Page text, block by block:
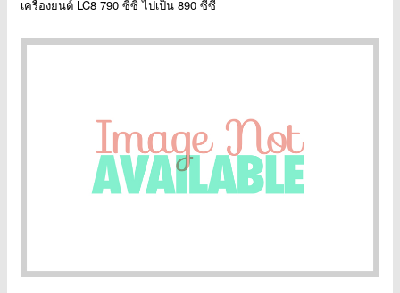
เครื่องยนต์ LC8 790 ซีซี ไปเป็น 890 ซีซี